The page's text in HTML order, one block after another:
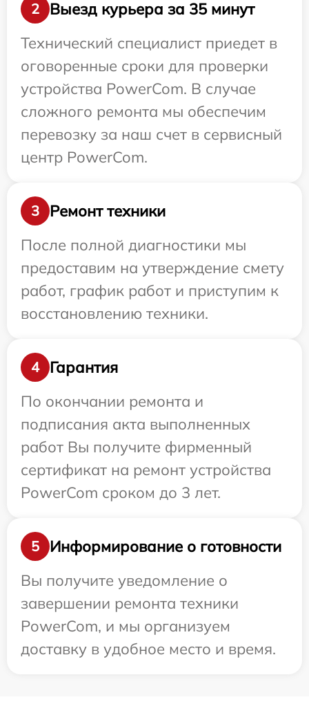
2
Выезд курьера за 35 минут
Технический специалист приедет в
оговоренные сроки для проверки
устройства PowerCom. В случае
сложного ремонта мы обеспечим
перевозку за наш счет в сервисный
центр PowerCom.
3
Ремонт техники
После полной диагностики мы
предоставим на утверждение смету
работ, график работ и приступим к
восстановлению техники.
4
Гарантия
По окончании ремонта и
подписания акта выполненных
работ Вы получите фирменный
сертификат на ремонт устройства
PowerCom сроком до 3 лет.
5
Информирование о готовности
Вы получите уведомление о
завершении ремонта техники
PowerCom, и мы организуем
доставку в удобное место и время.